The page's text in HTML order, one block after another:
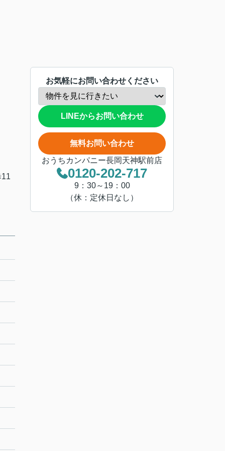
お気軽にお問い合わせください
LINEからお問い合わせ
無料お問い合わせ
おうちカンパニー長岡天神駅前店
0120-202-717
9：30～19：00
（休：定休日なし）